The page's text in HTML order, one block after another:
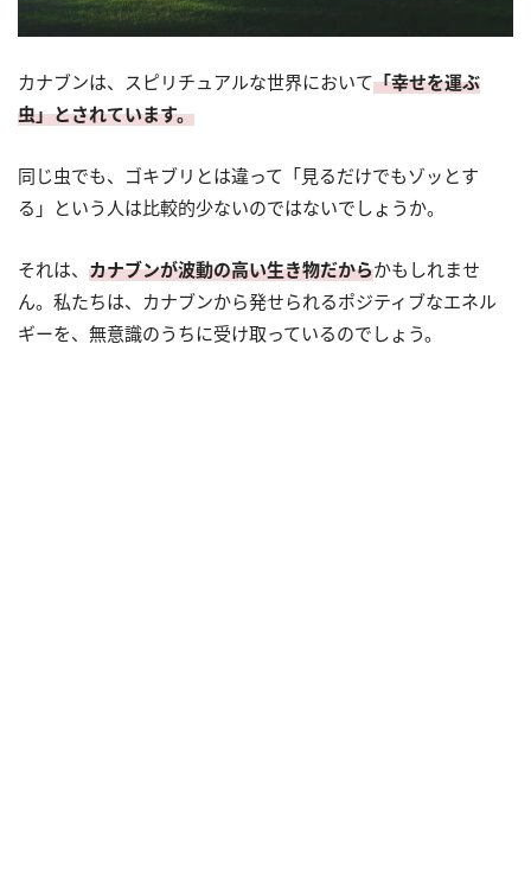
（13）カナブンを神社で見るのは「神様からの歓
迎」
カナブンは、スピリチュアルな世界において「幸せを運ぶ
虫」とされています。
同じ虫でも、ゴキブリとは違って「見るだけでもゾッとす
る」という人は比較的少ないのではないでしょうか。
それは、 カナブンが波動の高い生き物だからかもしれませ
ん。私たちは、カナブンから発せられるポジティブなエネル
ギーを、無意識のうちに受け取っているのでしょう。